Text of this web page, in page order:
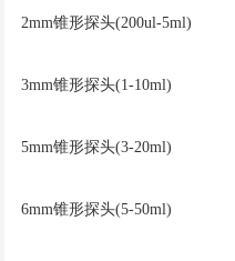
2mm锥形探头(200ul-5ml)
3mm锥形探头(1-10ml)
5mm锥形探头(3-20ml)
6mm锥形探头(5-50ml)